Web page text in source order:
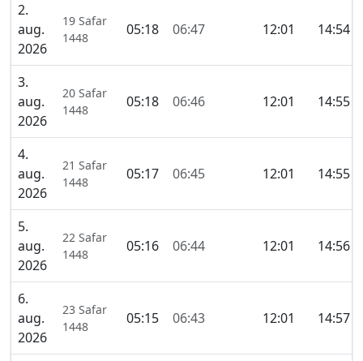
2.
aug.
2026
19 Safar
1448
05:18 06:47 12:01 14:54
3.
aug.
2026
20 Safar
1448
05:18 06:46 12:01 14:55
4.
aug.
2026
21 Safar
1448
05:17 06:45 12:01 14:55
5.
aug.
2026
22 Safar
1448
05:16 06:44 12:01 14:56
6.
aug.
2026
23 Safar
1448
05:15 06:43 12:01 14:57